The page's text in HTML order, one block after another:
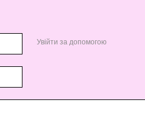
Увійти за допомогою